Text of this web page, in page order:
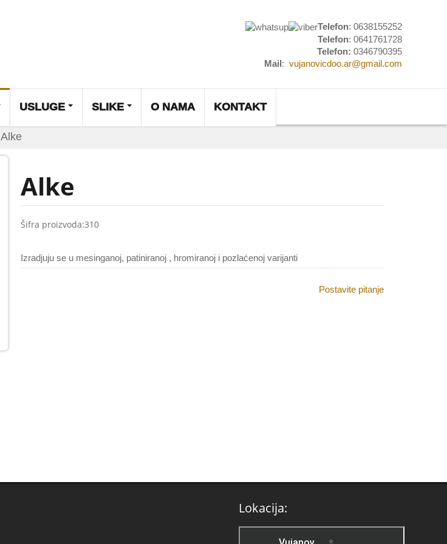
Telefon: 0638155252
Telefon: 0641761728
Telefon: 0346790395
Mail: vujanovicdoo.ar@gmail.com
USLUGE SLIKE O NAMA KONTAKT
Alke
Alke
Šifra proizvoda:310
Izradjuju se u mesinganoj, patiniranoj , hromiranoj i pozlaćenoj varijanti
Postavite pitanje
Lokacija: